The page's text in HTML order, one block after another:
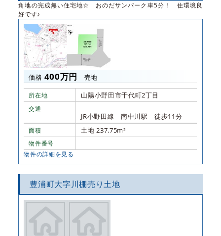
角地の完成無い住宅地☆ おのだサンパーク車5分！ 住環境良
好です♪
価格 400万円 売地
所在地 山陽小野田市千代町2丁目
交通
JR小野田線 南中川駅 徒歩11分
面積 土地 237.75m²
物件番号
物件の詳細を見る
豊浦町大字川棚売り土地